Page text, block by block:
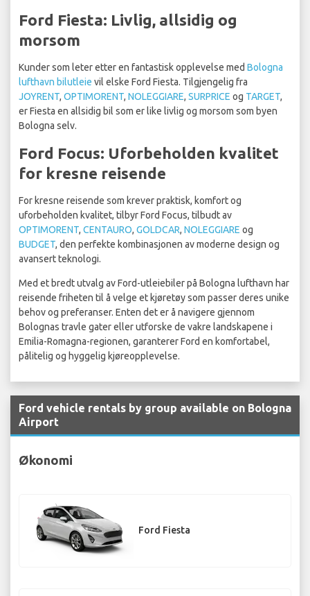
Ford Fiesta: Livlig, allsidig og
morsom
Kunder som leter etter en fantastisk opplevelse med Bologna
lufthavn bilutleie vil elske Ford Fiesta. Tilgjengelig fra
JOYRENT, OPTIMORENT, NOLEGGIARE, SURPRICE og TARGET,
er Fiesta en allsidig bil som er like livlig og morsom som byen
Bologna selv.
Ford Focus: Uforbeholden kvalitet
for kresne reisende
For kresne reisende som krever praktisk, komfort og
uforbeholden kvalitet, tilbyr Ford Focus, tilbudt av
OPTIMORENT, CENTAURO, GOLDCAR, NOLEGGIARE og
BUDGET, den perfekte kombinasjonen av moderne design og
avansert teknologi.
Med et bredt utvalg av Ford-utleiebiler på Bologna lufthavn har
reisende friheten til å velge et kjøretøy som passer deres unike
behov og preferanser. Enten det er å navigere gjennom
Bolognas travle gater eller utforske de vakre landskapene i
Emilia-Romagna-regionen, garanterer Ford en komfortabel,
pålitelig og hyggelig kjøreopplevelse.
Ford vehicle rentals by group available on Bologna
Airport
Økonomi
Ford Fiesta